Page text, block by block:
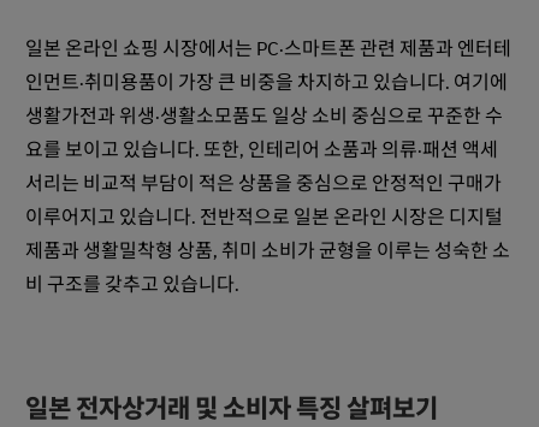
일본 온라인 쇼핑 시장에서는 PC·스마트폰 관련 제품과 엔터테
인먼트·취미용품이 가장 큰 비중을 차지하고 있습니다. 여기에
생활가전과 위생·생활소모품도 일상 소비 중심으로 꾸준한 수
요를 보이고 있습니다. 또한, 인테리어 소품과 의류·패션 액세
서리는 비교적 부담이 적은 상품을 중심으로 안정적인 구매가
이루어지고 있습니다. 전반적으로 일본 온라인 시장은 디지털
제품과 생활밀착형 상품, 취미 소비가 균형을 이루는 성숙한 소
비 구조를 갖추고 있습니다.
일본 전자상거래 및 소비자 특징 살펴보기